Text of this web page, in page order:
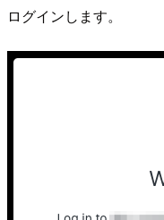
ログインします。